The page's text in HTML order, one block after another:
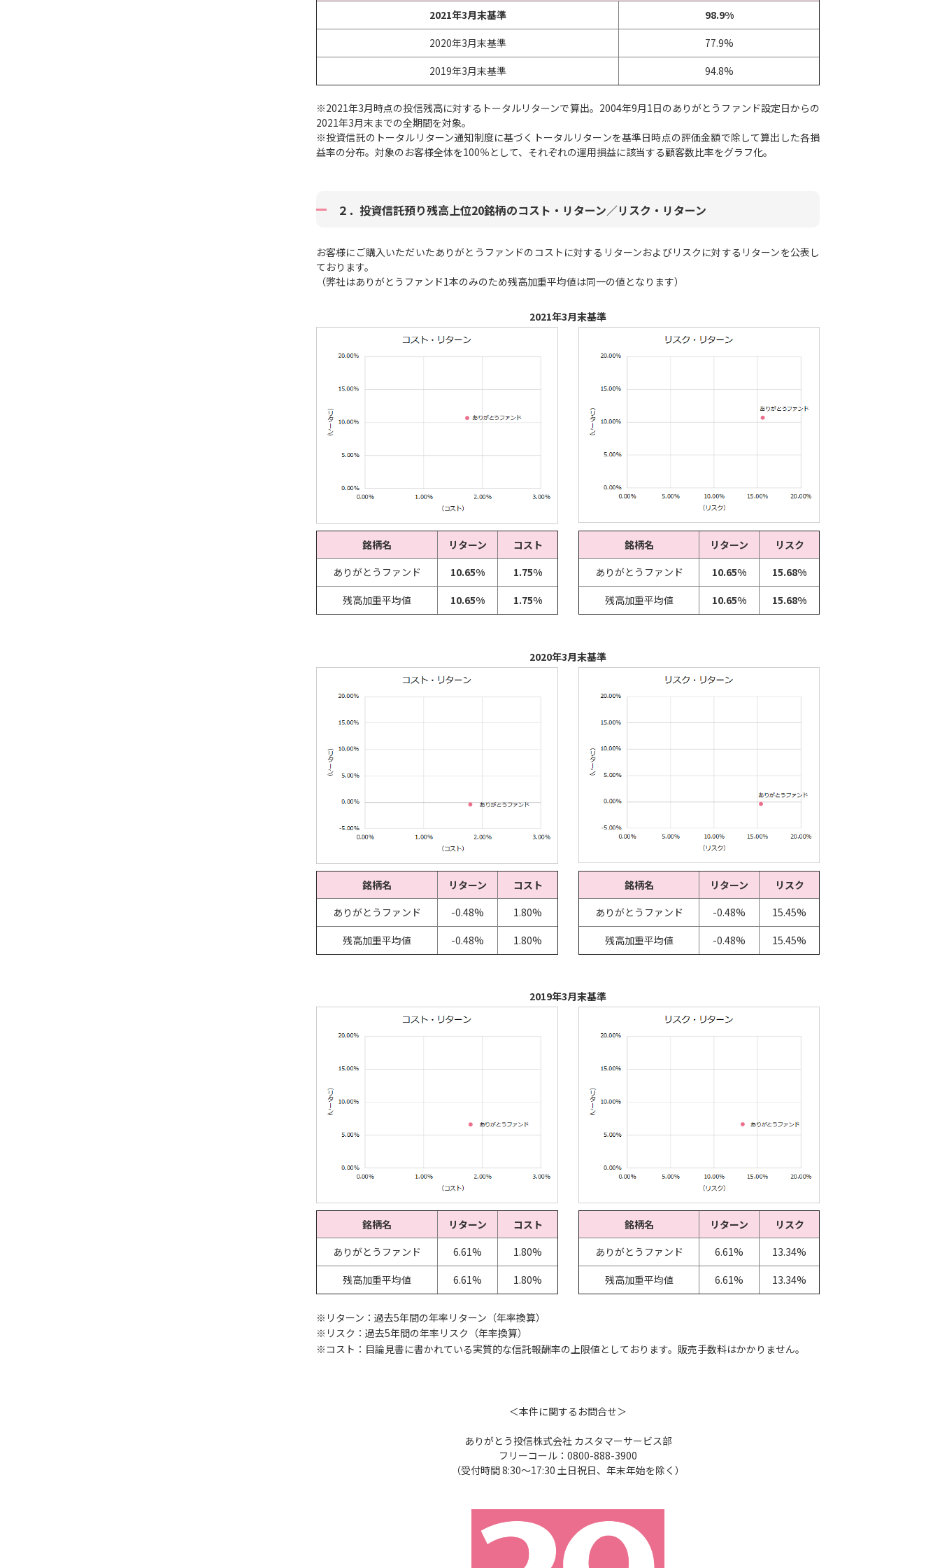
2021年3月末基準
98.9%
2020年3月末基準
77.9%
2019年3月末基準
94.8%
※2021年3月時点の投信残高に対するトータルリターンで算出。2004年9月1日のありがとうファンド設定日からの
2021年3月末までの全期間を対象。
※投資信託のトータルリターン通知制度に基づくトータルリターンを基準日時点の評価金額で除して算出した各損
益率の分布。対象のお客様全体を100％として、それぞれの運用損益に該当する顧客数比率をグラフ化。
２．投資信託預り残高上位20銘柄のコスト・リターン／リスク・リターン
お客様にご購入いただいたありがとうファンドのコストに対するリターンおよびリスクに対するリターンを公表し
ております。
（弊社はありがとうファンド1本のみのため残高加重平均値は同一の値となります）
2021年3月末基準
銘柄名 リターン
コスト
ありがとうファンド
10.65%
1.75%
残高加重平均値
10.65% 1.75%
銘柄名 リターン
リスク
ありがとうファンド
10.65%
15.68%
残高加重平均値
10.65% 15.68%
2020年3月末基準
銘柄名 リターン
コスト
ありがとうファンド
-0.48%
1.80%
残高加重平均値
-0.48% 1.80%
銘柄名 リターン
リスク
ありがとうファンド
-0.48%
15.45%
残高加重平均値
-0.48% 15.45%
2019年3月末基準
銘柄名 リターン
コスト
ありがとうファンド
6.61%
1.80%
残高加重平均値
6.61% 1.80%
銘柄名 リターン
リスク
ありがとうファンド
6.61%
13.34%
残高加重平均値
6.61% 13.34%
※リターン：過去5年間の年率リターン（年率換算）
※リスク：過去5年間の年率リスク（年率換算）
※コスト：目論見書に書かれている実質的な信託報酬率の上限値としております。販売手数料はかかりません。
＜本件に関するお問合せ＞
ありがとう投信株式会社 カスタマーサービス部
フリーコール：0800-888-3900
（受付時間 8:30～17:30 土日祝日、年末年始を除く）